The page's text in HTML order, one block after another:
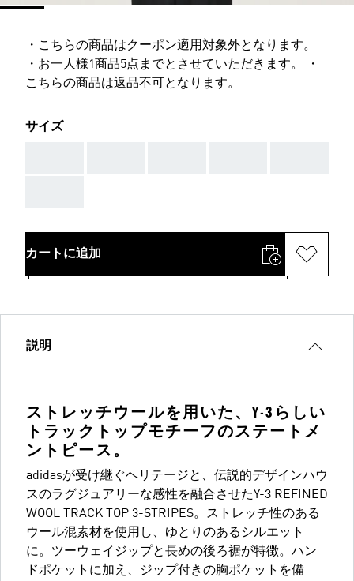
・こちらの商品はクーポン適用対象外となります。
・お一人様1商品5点までとさせていただきます。 ・
こちらの商品は返品不可となります。
サイズ
カートに追加
説明
ストレッチウールを用いた、Y-3らしい
トラックトップモチーフのステートメ
ントピース。
adidasが受け継ぐヘリテージと、伝説的デザインハウ
スのラグジュアリーな感性を融合させたY-3 REFINED
WOOL TRACK TOP 3-STRIPES。ストレッチ性のある
ウール混素材を使用し、ゆとりのあるシルエット
に。ツーウェイジップと長めの後ろ裾が特徴。ハン
ドポケットに加え、ジップ付きの胸ポケットを備